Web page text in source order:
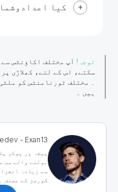
کیا
توجہ! آپ مختلف اکاؤنٹس
سکتے، اس کے لئے، کھلاڑی پر
۔ مختلف ٹورنامنٹس کو
ہیں ۔
- Exan13
سے زیادہ
کورسز کے مصنف